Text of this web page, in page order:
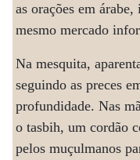
as orações em
mesmo mercado
Na mesquita,
seguindo as preces
profundidade. Nas
o tasbih, um cordão
pelos muçulmanos